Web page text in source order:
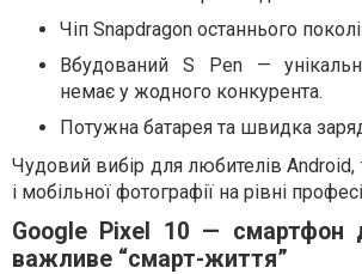
Чіп Snapdragon останнього
Вбудований S Pen —
немає у жодного конкурента.
Потужна батарея та швидка
Чудовий вибір для любителів Android,
і мобільної фотографії на рівні
Google Pixel 10 — смартфон
важливе “смарт-життя”